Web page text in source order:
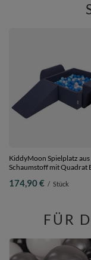
KiddyMoon Spielplatz aus
Schaumstoff mit Quadrat
dunkelblau:babyblue/blau/
174,90 € / Stück
FÜR